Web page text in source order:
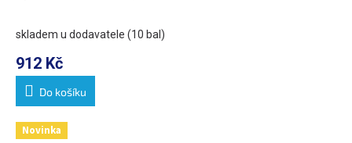
skladem u dodavatele (10 bal)
912 Kč
Do košíku
Novinka